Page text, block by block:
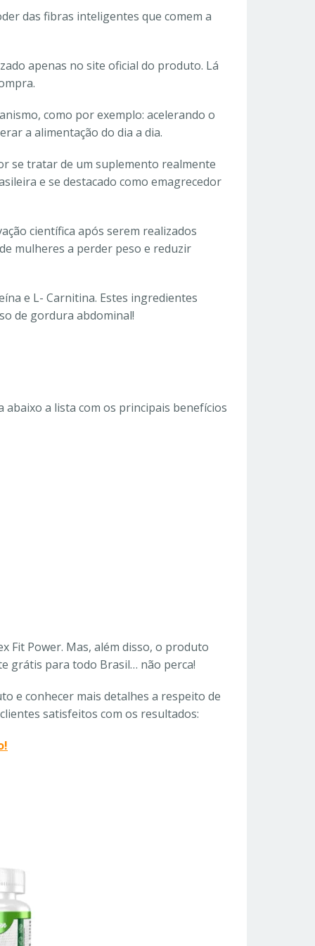
das fibras inteligentes que comem a
apenas no site oficial do produto. Lá
como por exemplo: acelerando o
a alimentação do dia a dia.
se tratar de um suplemento realmente
e se destacado como emagrecedor
científica após serem realizados
mulheres a perder peso e reduzir
e L- Carnitina. Estes ingredientes
de gordura abdominal!
a lista com os principais benefícios
Fit Power. Mas, além disso, o produto
grátis para todo Brasil… não perca!
e conhecer mais detalhes a respeito de
satisfeitos com os resultados: